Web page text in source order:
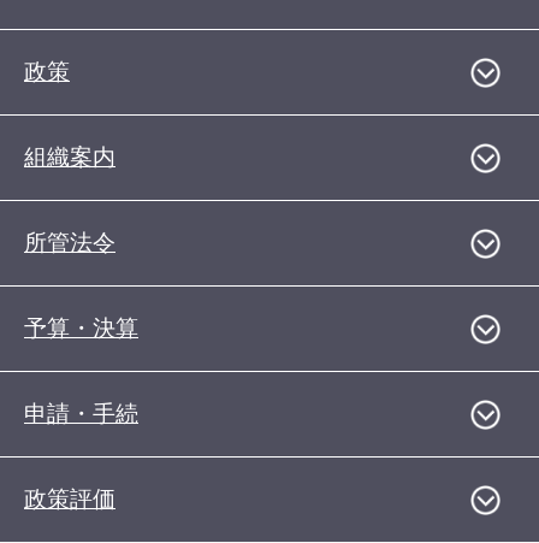
政策
組織案内
所管法令
予算・決算
申請・手続
政策評価